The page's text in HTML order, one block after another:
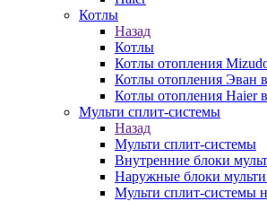
Котлы
Назад
Котлы
Котлы отопления
Котлы отопления Эван
Котлы отопления Haier
Мульти сплит-системы
Назад
Мульти сплит-системы
Внутренние блоки
Наружные блоки
Мульти сплит-системы